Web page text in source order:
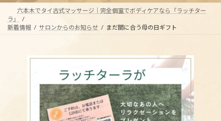
プ
動
日
時
:
六本木でタイ古式マッサージ｜完全個室でボディケアなら「ラッチター
ラ」
新着情報
サロンからのお知らせ まだ間に合う母の日ギフト